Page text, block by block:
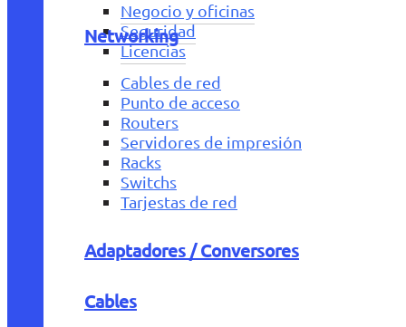
Negocio y oficinas
Seguridad
Licencias
Networking
Cables de red
Punto de acceso
Routers
Servidores de impresión
Racks
Switchs
Tarjestas de red
Adaptadores / Conversores
Cables